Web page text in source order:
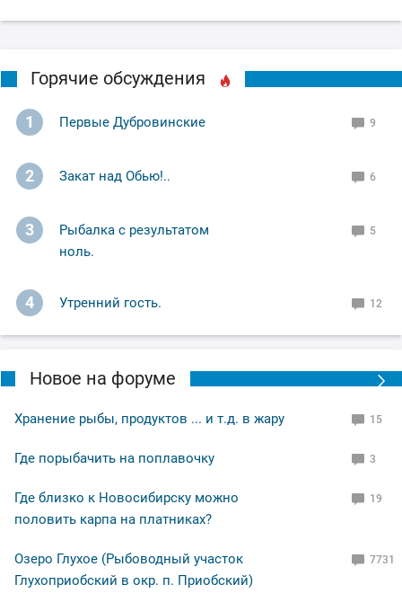
Горячие обсуждения
1 Первые Дубровинские 9
2 Закат над Обью!.. 6
3
Рыбалка с результатом
ноль.
5
4 Утренний гость. 12
Новое на форуме
Хранение рыбы, продуктов ... и т.д. в жару 15
Где порыбачить на поплавочку 3
Где близко к Новосибирску можно
половить карпа на платниках?
19
Озеро Глухое (Рыбоводный участок
Глухоприобский в окр. п. Приобский)
7731